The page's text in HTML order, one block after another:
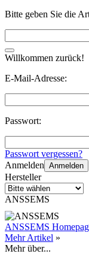
Bitte geben Sie die
Willkommen zurück!
E-Mail-Adresse:
Passwort:
Passwort vergessen?
Anmelden Anmelden
Hersteller
ANSSEMS
ANSSEMS
Mehr Artikel »
Mehr über...